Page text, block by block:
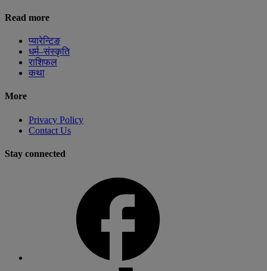
Read more
प्यारेन्टिङ
धर्म–संस्कृति
राशिफल
कथा
More
Privacy Policy
Contact Us
Stay connected